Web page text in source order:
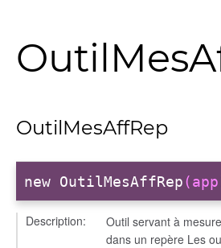
OutilMesAffRep
new OutilMesAffRep
Description:
Outil servant à
dans un repère Les